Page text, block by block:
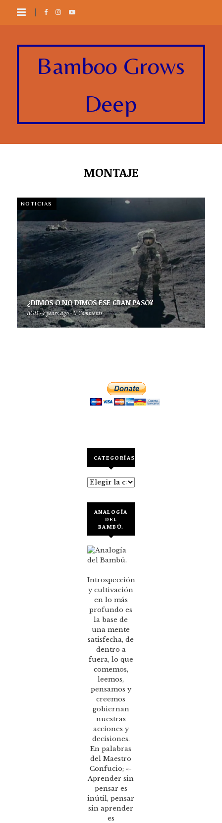
Bamboo Grows
Deep
MONTAJE
NOTICIAS
¿DIMOS O NO DIMOS ESE GRAN PASO?
BGD · 7 years ago · 0 Comments
CATEGORÍAS
Categorías
ANALOGÍA
DEL
BAMBÚ.
Introspección
y cultivación
en lo más
profundo es
la base de
una mente
satisfecha, de
dentro a
fuera, lo que
comemos,
leemos,
pensamos y
creemos
gobiernan
nuestras
acciones y
decisiones.
En palabras
del Maestro
Confucio; «-
Aprender sin
pensar es
inútil, pensar
sin aprender
es